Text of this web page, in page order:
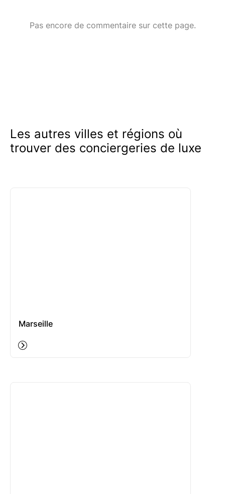
Les autres villes et régions où
trouver des conciergeries de luxe
Marseille